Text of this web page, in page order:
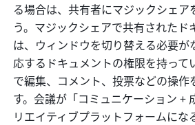
る場合は、共有者にマジックシェア
う。マジックシェアで共有されたド
は、ウィンドウを切り替える必要が
応するドキュメントの権限を持って
で編集、コメント、投票などの操作
す。会議が「コミュニケーション +
リエイティブプラットフォームにな